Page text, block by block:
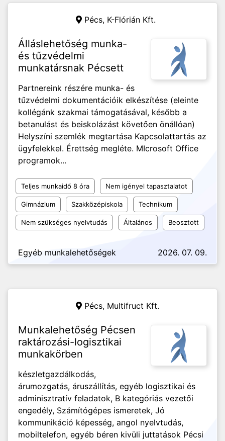
Pécs, K-Flórián Kft.
Álláslehetőség munka-
és tűzvédelmi
munkatársnak Pécsett
Partnereink részére munka- és
tűzvédelmi dokumentációik elkészítése (eleinte
kollégánk szakmai támogatásával, később a
betanulást és beiskolázást követően önállóan)
Helyszíni szemlék megtartása Kapcsolattartás az
ügyfelekkel. Érettség megléte. MIcrosoft Office
programok...
Teljes munkaidő 8 óra Nem igényel tapasztalatot
Gimnázium Szakközépiskola Technikum
Nem szükséges nyelvtudás Általános Beosztott
Egyéb munkalehetőségek 2026. 07. 09.
Pécs, Multifruct Kft.
Munkalehetőség Pécsen
raktározási-logisztikai
munkakörben
készletgazdálkodás,
árumozgatás, áruszállítás, egyéb logisztikai és
adminisztratív feladatok, B kategóriás vezetői
engedély, Számítógépes ismeretek, Jó
kommunikáció képesség, angol nyelvtudás,
mobiltelefon, egyéb béren kivüli juttatások Pécsi